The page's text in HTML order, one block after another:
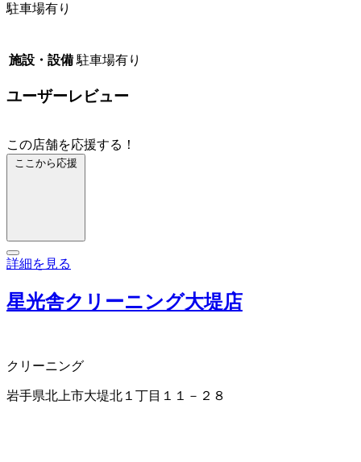
駐車場有り
施設・設備 駐車場有り
ユーザーレビュー
この店舗を応援する！
ここから応援
詳細を見る
星光舎クリーニング大堤店
クリーニング
岩手県北上市大堤北１丁目１１－２８